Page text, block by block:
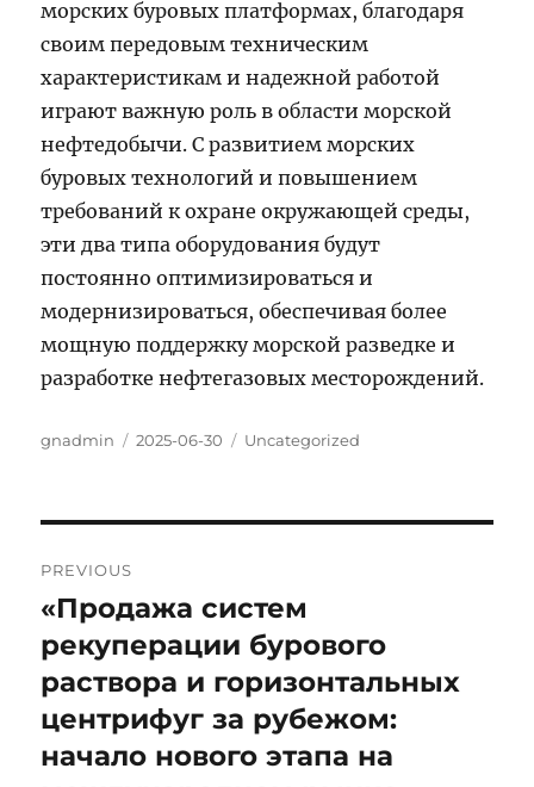
морских буровых платформах, благодаря
своим передовым техническим
характеристикам и надежной работой
играют важную роль в области морской
нефтедобычи. С развитием морских
буровых технологий и повышением
требований к охране окружающей среды,
эти два типа оборудования будут
постоянно оптимизироваться и
модернизироваться, обеспечивая более
мощную поддержку морской разведке и
разработке нефтегазовых месторождений.
Author
gnadmin
Posted
2025-06-30 Categories
Uncategorized
navigation
PREVIOUS
Previous
post:
«Продажа систем
рекуперации бурового
раствора и горизонтальных
центрифуг за рубежом:
начало нового этапа на